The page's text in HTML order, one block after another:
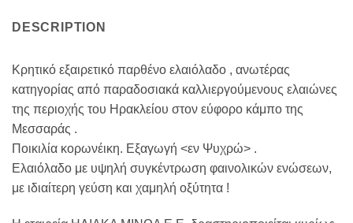
DESCRIPTION
Κρητικό εξαιρετικό παρθένο ελαιόλαδο , ανωτέρας
κατηγορίας από παραδοσιακά καλλιεργούμενους ελαιώνες
της περιοχής του Ηρακλείου στον εύφορο κάμπο της
Μεσσαράς .
Ποικιλία κορωνέικη. Εξαγωγή <εν Ψυχρώ> .
Ελαιόλαδο με υψηλή συγκέντρωση φαινολικών ενώσεων,
με ιδιαίτερη γεύση και χαμηλή οξύτητα !